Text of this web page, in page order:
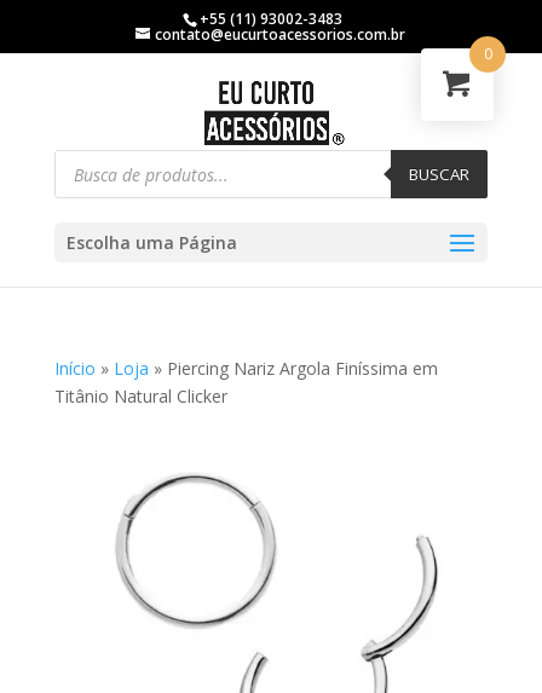
+55 (11) 93002-3483
contato@eucurtoacessorios.com.br
BUSCAR
Escolha uma Página
Início » Loja » Piercing Nariz Argola Finíssima em
Titânio Natural Clicker
0